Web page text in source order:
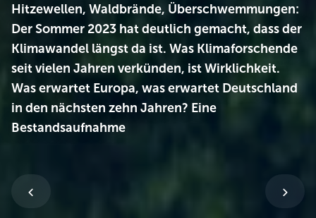
Hitzewellen, Waldbrände, Überschwemmungen:
Der Sommer 2023 hat deutlich gemacht, dass der
Klimawandel längst da ist. Was Klimaforschende
seit vielen Jahren verkünden, ist Wirklichkeit.
Was erwartet Europa, was erwartet Deutschland
in den nächsten zehn Jahren? Eine
Bestandsaufnahme